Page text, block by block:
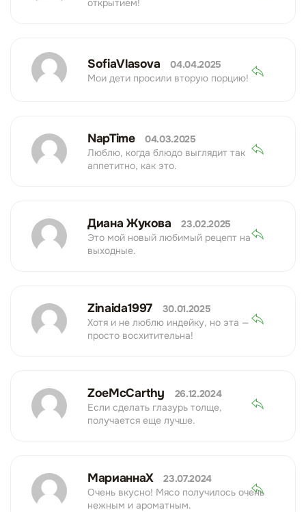
открытием!
SofiaVlasova
04.04.2025
Мои дети просили вторую порцию!
NapTime
04.03.2025
Люблю, когда блюдо выглядит так
аппетитно, как это.
Диана Жукова
23.02.2025
Это мой новый любимый рецепт на
выходные.
Zinaida1997
30.01.2025
Хотя и не люблю индейку, но эта —
просто восхитительна!
ZoeMcCarthy
26.12.2024
Если сделать глазурь толще,
получается еще лучше.
МарианнаХ
23.07.2024
Очень вкусно! Мясо получилось очень
нежным и ароматным.